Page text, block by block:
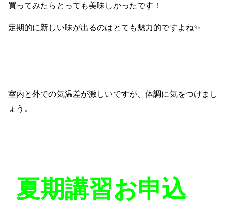
買ってみたらとっても美味しかったです！
定期的に新しい味が出るのはとても魅力的ですよね✨
室内と外での気温差が激しいですが、体調に気をつけまし
ょう。
夏期講習お申込